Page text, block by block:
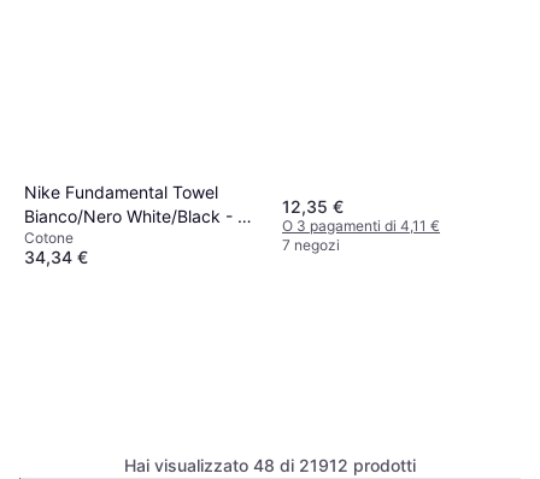
Nike Fundamental Towel
Bianco/Nero White/Black - M
Asciugamano Bianco
Cotone
34,34 €
12,35 €
O 3 pagamenti di 4,11 €
7 negozi
Cocoon UltralightHai visualizzato 48 di 21912 prodotti